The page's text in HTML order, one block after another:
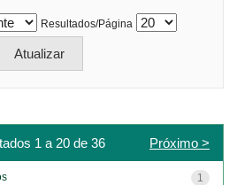
Resultados/Página
1 a 20 de 36 Próximo >
1